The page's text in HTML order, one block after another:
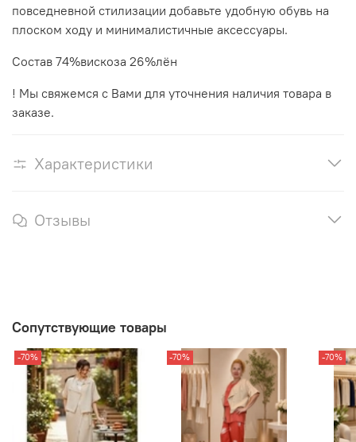
повседневной стилизации добавьте удобную обувь на
плоском ходу и минималистичные аксессуары.
Состав 74%вискоза 26%лён
! Мы свяжемся с Вами для уточнения наличия товара в
заказе.
Характеристики
Отзывы
Сопутствующие товары
-70% -70% -70%